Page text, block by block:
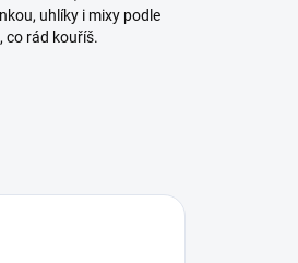
uhlíky i mixy podle
co rád kouříš.